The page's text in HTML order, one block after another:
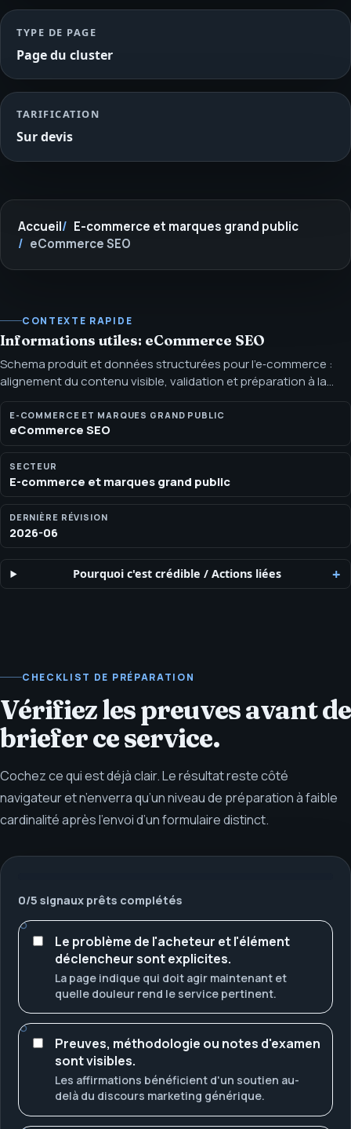
TYPE DE PAGE
Page du cluster
TARIFICATION
Sur devis
Accueil
E-commerce et marques grand public
eCommerce SEO
CONTEXTE RAPIDE
Informations utiles: eCommerce SEO
Schema produit et données structurées pour l’e‑commerce :
alignement du contenu visible, validation et préparation à la
recherche pilotée par IA. Le schema produit aide les moteurs à
comprendre les caractéristiques produits quand le balisage est
précis, visible, validé et maintenu.
E-COMMERCE ET MARQUES GRAND PUBLIC
eCommerce SEO
SECTEUR
E-commerce et marques grand public
DERNIÈRE RÉVISION
2026-06
Pourquoi c'est crédible /Actions liées
CHECKLIST DE PRÉPARATION
Vérifiez les preuves avant de
brief­er ce service.
Cochez ce qui est déjà clair. Le résultat reste côté
navigateur et n’enverra qu’un niveau de préparation à faible
cardinalité après l’envoi d’un formulaire distinct.
0/5 signaux prêts complétés
Le problème de l'acheteur et l'élément
déclencheur sont explicites.
La page indique qui doit agir maintenant et
quelle douleur rend le service pertinent.
Preuves, méthodologie ou notes d'examen
sont visibles.
Les affirmations bénéficient d'un soutien au-
delà du discours marketing générique.